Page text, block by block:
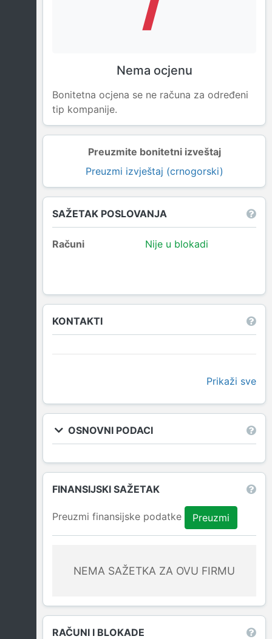
Preuzmite bonitetni izveštaj
Preuzmi izvještaj (crnogorski)
Nema ocjenu
Bonitetna ocjena se ne računa za određeni
tip kompanije.
SAŽETAK POSLOVANJA
Računi Nije u blokadi
KONTAKTI
Prikaži sve
OSNOVNI PODACI
FINANSIJSKI SAŽETAK
Preuzmi finansijske podatke Preuzmi
NEMA SAŽETKA ZA OVU FIRMU
RAČUNI I BLOKADE